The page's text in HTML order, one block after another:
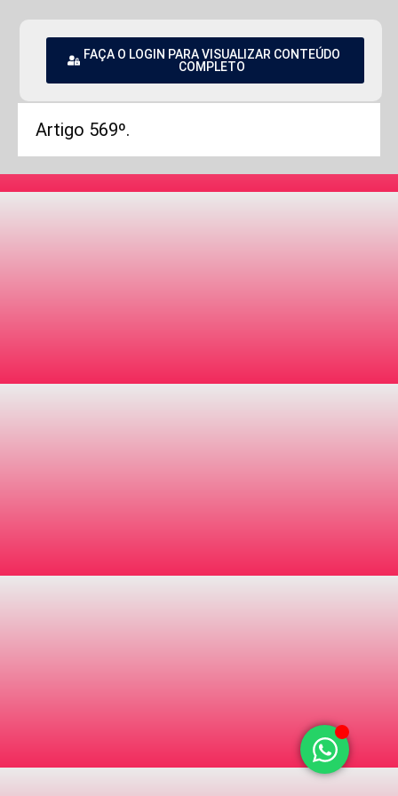
FAÇA O LOGIN PARA VISUALIZAR CONTEÚDO
COMPLETO
Artigo 569º.